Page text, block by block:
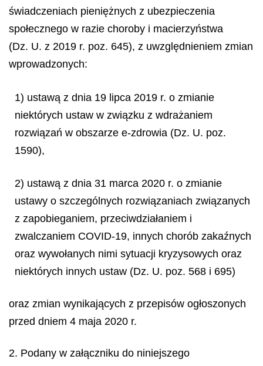
świadczeniach pieniężnych z ubezpieczenia
społecznego w razie choroby i macierzyństwa
(Dz. U. z 2019 r. poz. 645), z uwzględnieniem zmian
wprowadzonych:
1) ustawą z dnia 19 lipca 2019 r. o zmianie
niektórych ustaw w związku z wdrażaniem
rozwiązań w obszarze e-zdrowia (Dz. U. poz.
1590),
2) ustawą z dnia 31 marca 2020 r. o zmianie
ustawy o szczególnych rozwiązaniach związanych
z zapobieganiem, przeciwdziałaniem i
zwalczaniem COVID-19, innych chorób zakaźnych
oraz wywołanych nimi sytuacji kryzysowych oraz
niektórych innych ustaw (Dz. U. poz. 568 i 695)
oraz zmian wynikających z przepisów ogłoszonych
przed dniem 4 maja 2020 r.
2. Podany w załączniku do niniejszego